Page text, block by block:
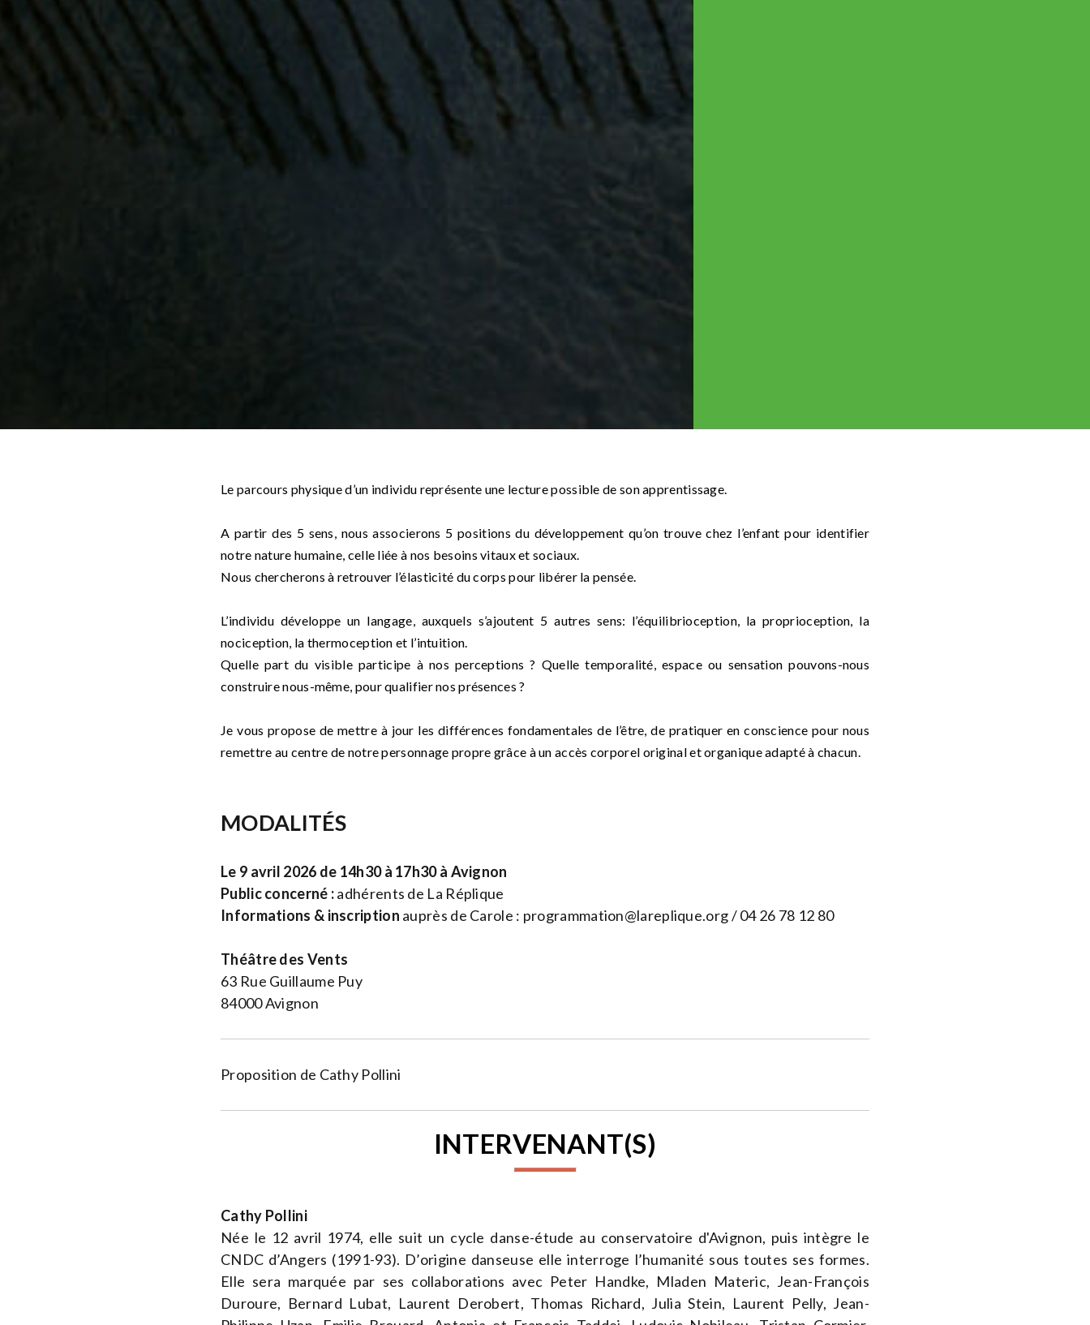
Le parcours physique d’un individu représente une lecture possible de son apprentissage.
A partir des 5 sens, nous associerons 5 positions du développement qu’on trouve chez l’enfant pour identifier
notre nature humaine, celle liée à nos besoins vitaux et sociaux.
Nous chercherons à retrouver l’élasticité du corps pour libérer la pensée.
L’individu développe un langage, auxquels s’ajoutent 5 autres sens: l’équilibrioception, la proprioception, la
nociception, la thermoception et l’intuition.
Quelle part du visible participe à nos perceptions ? Quelle temporalité, espace ou sensationpouvons-nous
construire nous-même, pour qualifier nos présences ?
Je vous propose de mettre à jour les différences fondamentales de l’être, de pratiquer en conscience pour nous
remettre au centre de notre personnage propre grâce à un accès corporel original et organique adapté à chacun.
MODALITÉS
Le 9 avril 2026 de 14h30 à 17h30 à Avignon
Public concerné :adhérents de La Réplique
Informations & inscription auprès de Carole : programmation@lareplique.org/ 04 26 78 12 80
Théâtre des Vents
63 Rue Guillaume Puy
84000 Avignon
Proposition de Cathy Pollini
INTERVENANT(S)
Cathy Pollini
Née le 12 avril 1974, elle suit un cycle danse-étude au conservatoire d'Avignon, puis intègre le
CNDC d’Angers (1991-93). D’origine danseuse elle interroge l’humanité sous toutes ses formes.
Elle sera marquée par ses collaborations avec Peter Handke, Mladen Materic, Jean-François
Duroure, Bernard Lubat, Laurent Derobert, Thomas Richard, Julia Stein, Laurent Pelly, Jean-